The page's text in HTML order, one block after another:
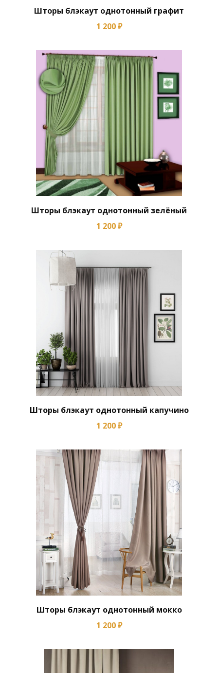
Шторы блэкаут однотонный графит
1 200 ₽
Шторы блэкаут однотонный зелёный
1 200 ₽
Шторы блэкаут однотонный капучино
1 200 ₽
Шторы блэкаут однотонный мокко
1 200 ₽